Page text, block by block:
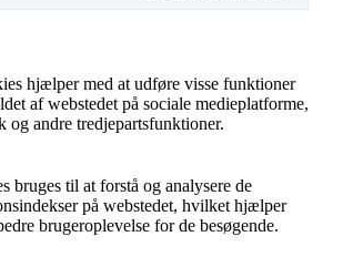
hjælper med at udføre visse funktioner
af webstedet på sociale medieplatforme,
og andre tredjepartsfunktioner.
bruges til at forstå og analysere de
på webstedet, hvilket hjælper
brugeroplevelse for de besøgende.